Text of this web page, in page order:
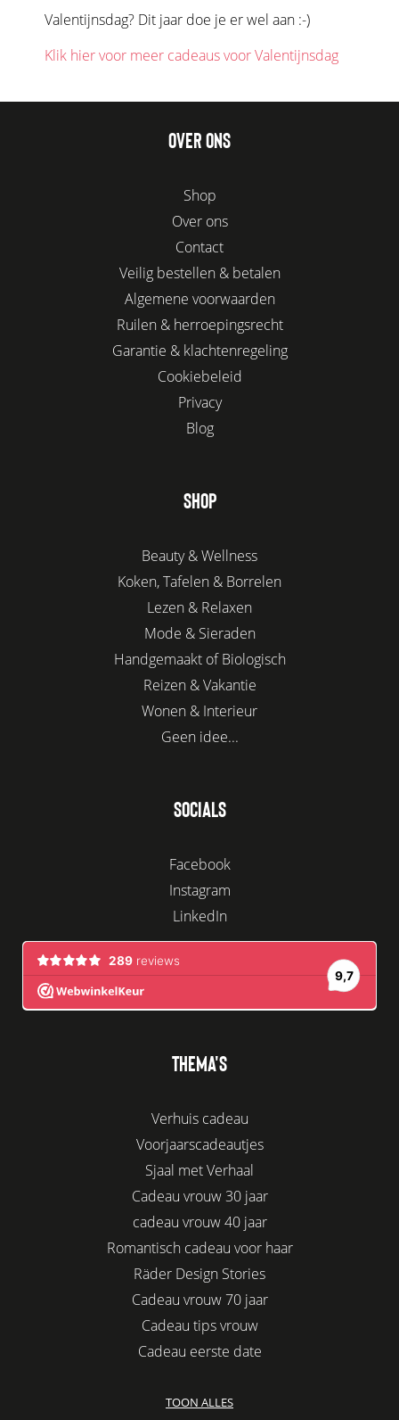
Valentijnsdag? Dit jaar doe je er wel aan :-)
Klik hier voor meer cadeaus voor Valentijnsdag
OVER ONS
Shop
Over ons
Contact
Veilig bestellen & betalen
Algemene voorwaarden
Ruilen & herroepingsrecht
Garantie & klachtenregeling
Cookiebeleid
Privacy
Blog
SHOP
Beauty & Wellness
Koken, Tafelen & Borrelen
Lezen & Relaxen
Mode & Sieraden
Handgemaakt of Biologisch
Reizen & Vakantie
Wonen & Interieur
Geen idee...
SOCIALS
Facebook
Instagram
LinkedIn
THEMA'S
Verhuis cadeau
Voorjaarscadeautjes
Sjaal met Verhaal
Cadeau vrouw 30 jaar
cadeau vrouw 40 jaar
Romantisch cadeau voor haar
Räder Design Stories
Cadeau vrouw 70 jaar
Cadeau tips vrouw
Cadeau eerste date
Leuke kadootjes
TOON ALLES